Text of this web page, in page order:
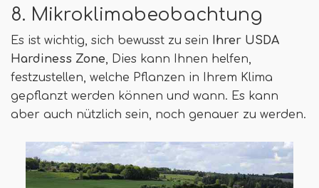
8. Mikroklimabeobachtung
Es ist wichtig, sich bewusst zu sein Ihrer USDA
Hardiness Zone, Dies kann Ihnen helfen,
festzustellen, welche Pflanzen in Ihrem Klima
gepflanzt werden können und wann. Es kann
aber auch nützlich sein, noch genauer zu werden.